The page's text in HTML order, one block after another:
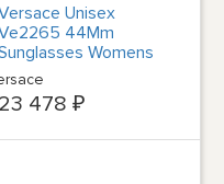
Unisex
44Mm
Womens
23 478 ₽